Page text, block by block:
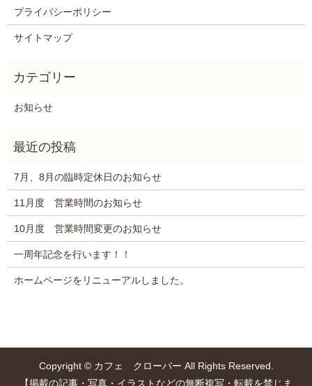
プライバシーポリシー
サイトマップ
お知らせ
7月、8月の臨時定休日のお知らせ
11月度 営業時間のお知らせ
10月度 営業時間変更のお知らせ
一周年記念を行います！！
ホームページをリニューアルしました。
Copyright © カフェ クローバー All Rights Reserved.
【掲載の記事・写真・イラストなどの無断複写・転載を禁じま